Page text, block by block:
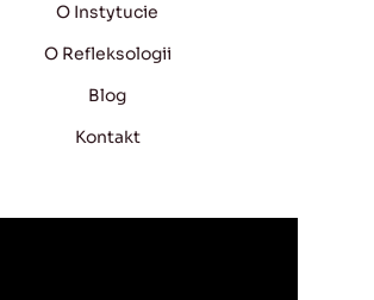
O Instytucie
O Refleksologii
Blog
Kontakt